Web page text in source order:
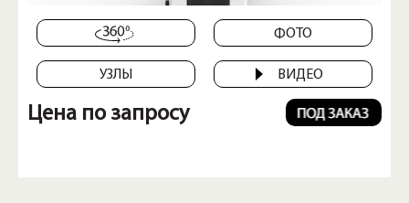
ФОТО
УЗЛЫ ВИДЕО
Цена по запросу